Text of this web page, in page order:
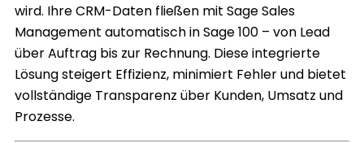
wird. Ihre CRM-Daten fließen mit Sage Sales
Management automatisch in Sage 100 – von Lead
über Auftrag bis zur Rechnung. Diese integrierte
Lösung steigert Effizienz, minimiert Fehler und bietet
vollständige Transparenz über Kunden, Umsatz und
Prozesse.